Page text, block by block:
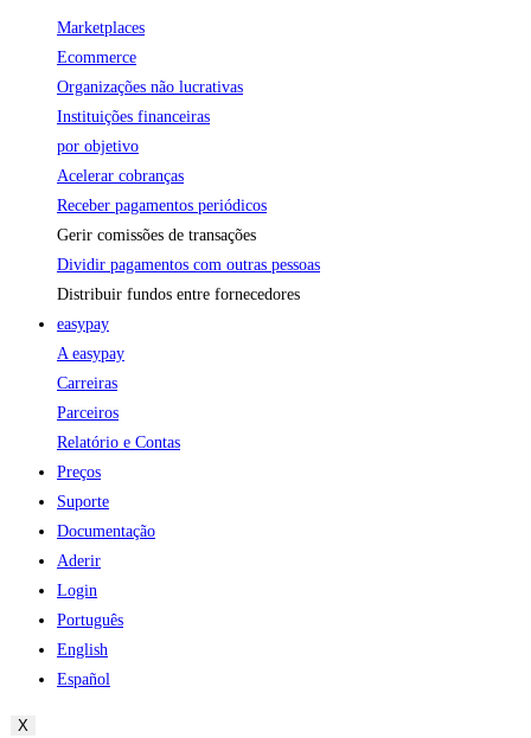
Marketplaces
Ecommerce
Organizações não lucrativas
Instituições financeiras
por objetivo
Acelerar cobranças
Receber pagamentos periódicos
Gerir comissões de transações
Dividir pagamentos com outras pessoas
Distribuir fundos entre fornecedores
easypay
A easypay
Carreiras
Parceiros
Relatório e Contas
Preços
Suporte
Documentação
Aderir
Login
Português
English
Español
X